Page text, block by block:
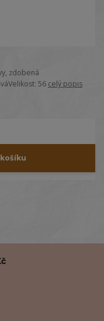
zdobená
56 celý popis